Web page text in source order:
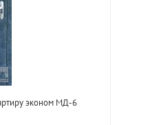
эконом МД-6